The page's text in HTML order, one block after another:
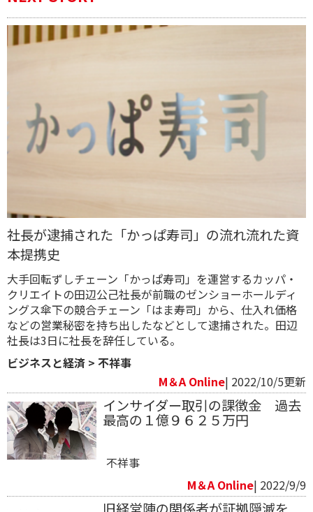
社長が逮捕された「かっぱ寿司」の流れ流れた資
本提携史
大手回転ずしチェーン「かっぱ寿司」を運営するカッパ・
クリエイトの田辺公己社長が前職のゼンショーホールディ
ングス傘下の競合チェーン「はま寿司」から、仕入れ価格
などの営業秘密を持ち出したなどとして逮捕された。田辺
社長は3日に社長を辞任している。
ビジネスと経済 > 不祥事
M＆A Online| 2022/10/5更新
インサイダー取引の課徴金 過去
最高の１億９６２５万円
不祥事
M＆A Online| 2022/9/9